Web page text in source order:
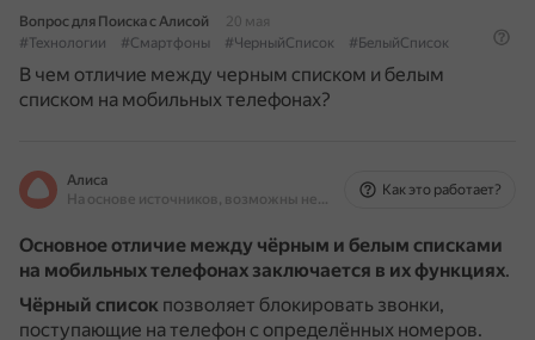
Вопрос для Поиска с Алисой
20 мая
#Технологии
#Смартфоны #ЧерныйСписок #БелыйСписок
В чем отличие между черным списком и белым
списком на мобильных телефонах?
Алиса
На основе источников, возможны неточности
Как это работает?
Основное отличие между чёрным и белым списками
на мобильных телефонах заключается в их функциях.
Чёрный список позволяет блокировать звонки,
поступающие на телефон с определённых номеров.